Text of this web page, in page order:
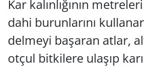
Kar kalınlığının
dahi burunlarını
delmeyi başaran atlar,
otçul bitkilere ulaşıp